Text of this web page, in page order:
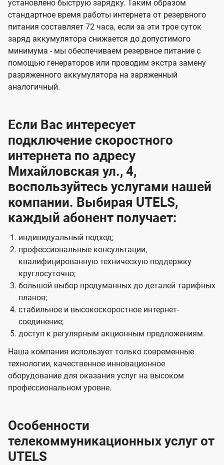
установлено быструю зарядку. Таким образом
стандартное время работы интернета от резервного
питания составляет 72 часа, если за эти трое суток
заряд аккумулятора снижается до допустимого
минимума - мы обеспечиваем резервное питание с
помощью генераторов или проводим экстра замену
разряженного аккумулятора на заряженный
аналогичный.
Если Вас интересует
подключение скоростного
интернета по адресу
Михайловская ул., 4,
воспользуйтесь услугами нашей
компании. Выбирая UTELS,
каждый абонент получает:
индивидуальный подход;
профессиональные консультации,
квалифицированную техническую поддержку
круглосуточно;
большой выбор продуманных до деталей тарифных
планов;
стабильное и высокоскоростное интернет-
соединение;
доступ к регулярным акционным предложениям.
Наша компания использует только современные
технологии, качественное инновационное
оборудование для оказания услуг на высоком
профессиональном уровне.
Особенности
телекоммуникационных услуг от
UTELS